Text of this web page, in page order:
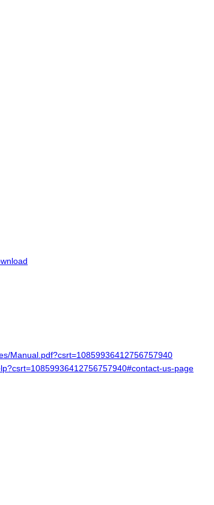
Manual.pdf?csrt=10859936412756757940
us-page